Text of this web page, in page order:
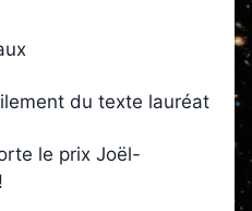
du texte lauréat
le prix Joël-